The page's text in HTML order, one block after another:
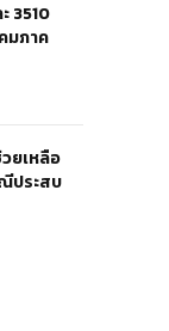
3510
มภาค
ยเหลือ
ประสบ